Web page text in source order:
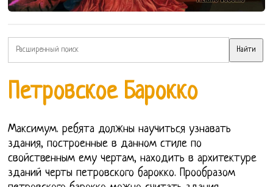
Петровское Барокко
Максимум. ребята должны научиться узнавать
здания, построенные в данном стиле по
свойственным ему чертам, находить в архитектуре
зданий черты петровского барокко. Прообразом